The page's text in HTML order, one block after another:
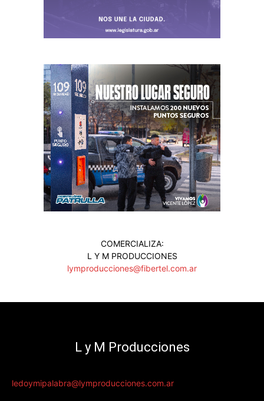
COMERCIALIZA:
L Y M PRODUCCIONES
lymproducciones@fibertel.com.ar
L y M Producciones
ledoymipalabra@lymproducciones.com.ar